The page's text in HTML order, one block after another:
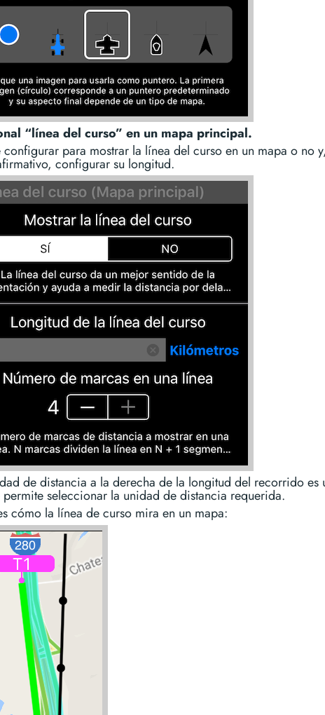
“línea del curso” en un mapa principal.
configurar para mostrar la línea del curso en un mapa o no
configurar su longitud.
de distancia a la derecha de la longitud del recorrido es
seleccionar la unidad de distancia requerida.
cómo la línea de curso mira en un mapa: